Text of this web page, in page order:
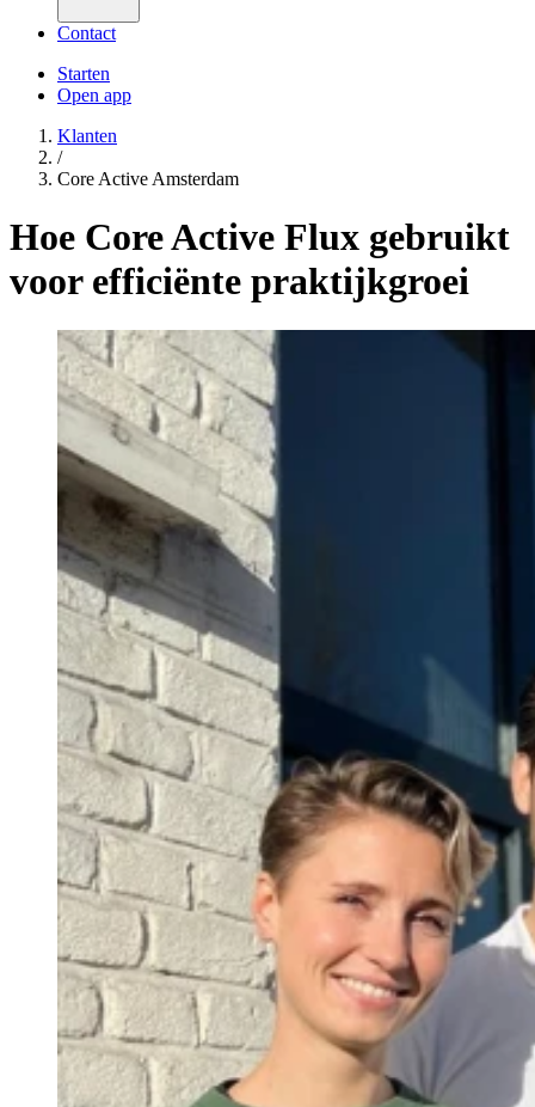
Contact
Starten
Open app
Klanten
/
Core Active Amsterdam
Hoe Core Active Flux gebruikt
voor efficiënte praktijkgroei